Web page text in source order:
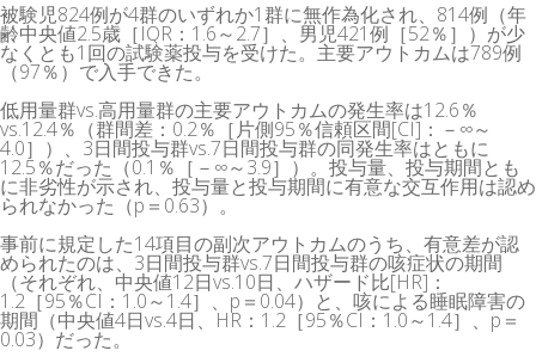
被験児824例が4群のいずれか1群に無作為化され、814例（年
齢中央値2.5歳［IQR：1.6～2.7］、男児421例［52％］）が少
なくとも1回の試験薬投与を受けた。主要アウトカムは789例
（97％）で入手できた。
低用量群vs.高用量群の主要アウトカムの発生率は12.6％
vs.12.4％（群間差：0.2％［片側95％信頼区間[CI]：－∞～
4.0］）、3日間投与群vs.7日間投与群の同発生率はともに
12.5％だった（0.1％［－∞～3.9］）。投与量、投与期間とも
に非劣性が示され、投与量と投与期間に有意な交互作用は認め
られなかった（p＝0.63）。
事前に規定した14項目の副次アウトカムのうち、有意差が認
められたのは、3日間投与群vs.7日間投与群の咳症状の期間
（それぞれ、中央値12日vs.10日、ハザード比[HR]：
1.2［95％CI：1.0～1.4］、p＝0.04）と、咳による睡眠障害の
期間（中央値4日vs.4日、HR：1.2［95％CI：1.0～1.4］、p＝
0.03）だった。